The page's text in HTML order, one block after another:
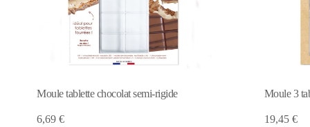
Moule tablette chocolat semi-rigide
6,69 €
Moule 3
19,45 €